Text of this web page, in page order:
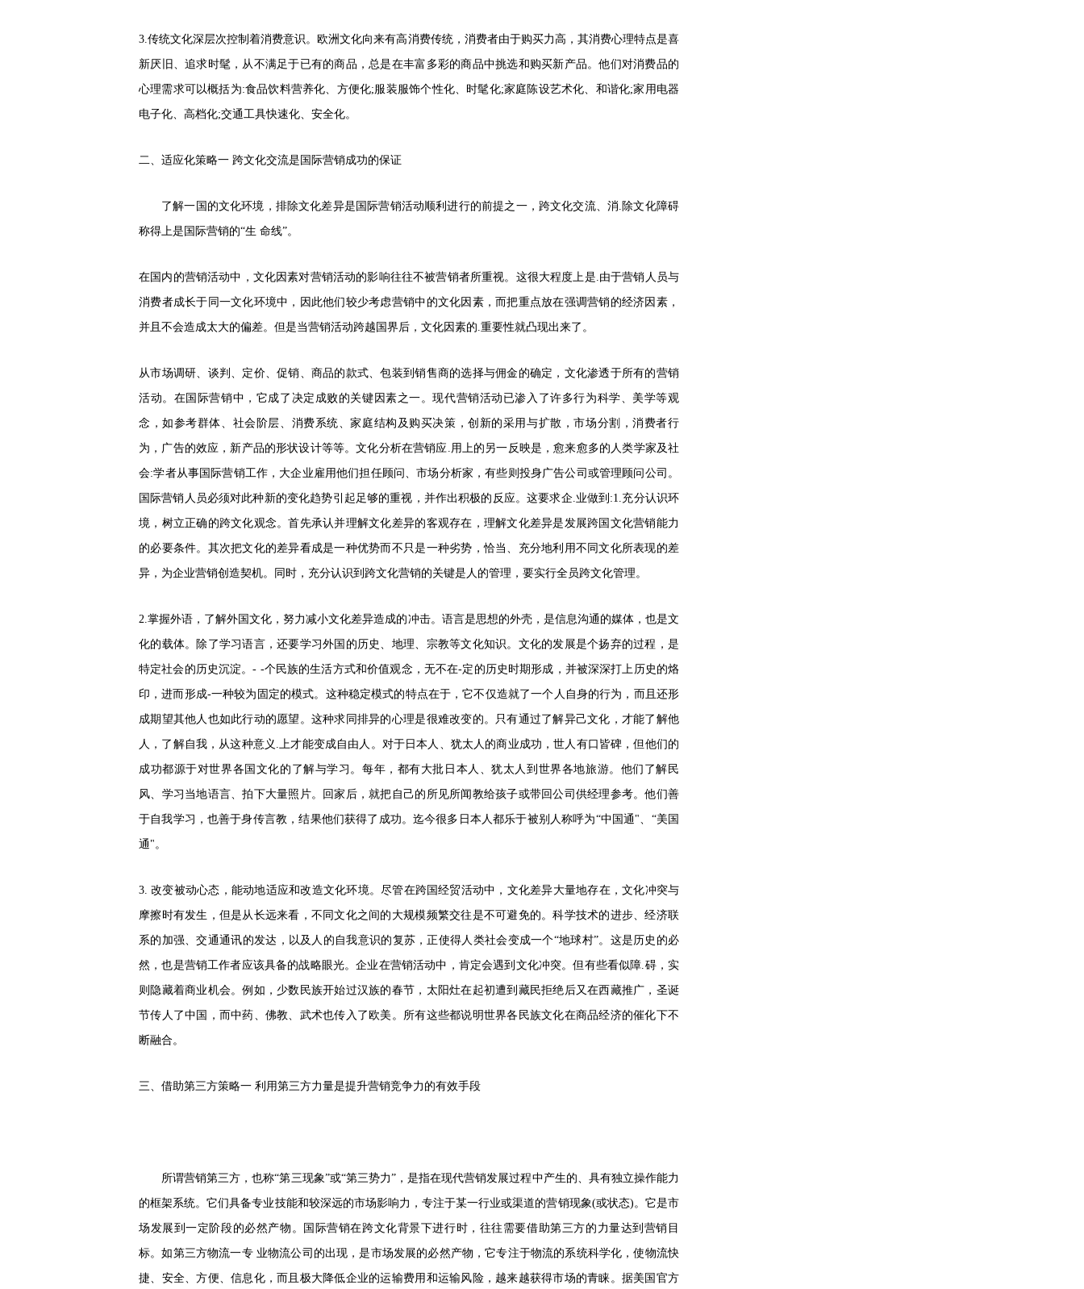
3.传统文化深层次控制着消费意识。欧洲文化向来有高消费传统，消费者由于购买力高，其消费心理特点是喜
新厌旧、追求时髦，从不满足于已有的商品，总是在丰富多彩的商品中挑选和购买新产品。他们对消费品的
心理需求可以概括为:食品饮料营养化、方便化;服装服饰个性化、时髦化;家庭陈设艺术化、和谐化;家用电器
电子化、高档化;交通工具快速化、安全化。
二、适应化策略一 跨文化交流是国际营销成功的保证
了解一国的文化环境，排除文化差异是国际营销活动顺利进行的前提之一，跨文化交流、消.除文化障碍
称得上是国际营销的“生 命线”。
在国内的营销活动中，文化因素对营销活动的影响往往不被营销者所重视。这很大程度上是.由于营销人员与
消费者成长于同一文化环境中，因此他们较少考虑营销中的文化因素，而把重点放在强调营销的经济因素，
并且不会造成太大的偏差。但是当营销活动跨越国界后，文化因素的.重要性就凸现出来了。
从市场调研、谈判、定价、促销、商品的款式、包装到销售商的选择与佣金的确定，文化渗透于所有的营销
活动。在国际营销中，它成了决定成败的关键因素之一。现代营销活动已渗入了许多行为科学、美学等观
念，如参考群体、社会阶层、消费系统、家庭结构及购买决策，创新的采用与扩散，市场分割，消费者行
为，广告的效应，新产品的形状设计等等。文化分析在营销应.用上的另一反映是，愈来愈多的人类学家及社
会:学者从事国际营销工作，大企业雇用他们担任顾问、市场分析家，有些则投身广告公司或管理顾问公司。
国际营销人员必须对此种新的变化趋势引起足够的重视，并作出积极的反应。这要求企.业做到:1.充分认识环
境，树立正确的跨文化观念。首先承认并理解文化差异的客观存在，理解文化差异是发展跨国文化营销能力
的必要条件。其次把文化的差异看成是一种优势而不只是一种劣势，恰当、充分地利用不同文化所表现的差
异，为企业营销创造契机。同时，充分认识到跨文化营销的关键是人的管理，要实行全员跨文化管理。
2.掌握外语，了解外国文化，努力减小文化差异造成的冲击。语言是思想的外壳，是信息沟通的媒体，也是文
化的载体。除了学习语言，还要学习外国的历史、地理、宗教等文化知识。文化的发展是个扬弃的过程，是
特定社会的历史沉淀。- -个民族的生活方式和价值观念，无不在-定的历史时期形成，并被深深打上历史的烙
印，进而形成-一种较为固定的模式。这种稳定模式的特点在于，它不仅造就了一个人自身的行为，而且还形
成期望其他人也如此行动的愿望。这种求同排异的心理是很难改变的。只有通过了解异己文化，才能了解他
人，了解自我，从这种意义.上才能变成自由人。对于日本人、犹太人的商业成功，世人有口皆碑，但他们的
成功都源于对世界各国文化的了解与学习。每年，都有大批日本人、犹太人到世界各地旅游。他们了解民
风、学习当地语言、拍下大量照片。回家后，就把自己的所见所闻教给孩子或带回公司供经理参考。他们善
于自我学习，也善于身传言教，结果他们获得了成功。迄今很多日本人都乐于被别人称呼为“中国通"、“美国
通"。
3.改变被动心态，能动地适应和改造文化环境。尽管在跨国经贸活动中，文化差异大量地存在，文化冲突与
摩擦时有发生，但是从长远来看，不同文化之间的大规模频繁交往是不可避免的。科学技术的进步、经济联
系的加强、交通通讯的发达，以及人的自我意识的复苏，正使得人类社会变成一个“地球村”。这是历史的必
然，也是营销工作者应该具备的战略眼光。企业在营销活动中，肯定会遇到文化冲突。但有些看似障.碍，实
则隐藏着商业机会。例如，少数民族开始过汉族的春节，太阳灶在起初遭到藏民拒绝后又在西藏推广，圣诞
节传人了中国，而中药、佛教、武术也传入了欧美。所有这些都说明世界各民族文化在商品经济的催化下不
断融合。
三、借助第三方策略一 利用第三方力量是提升营销竞争力的有效手段
所谓营销第三方，也称“第三现象”或“第三势力”，是指在现代营销发展过程中产生的、具有独立操作能力
的框架系统。它们具备专业技能和较深远的市场影响力，专注于某一行业或渠道的营销现象(或状态)。它是市
场发展到一定阶段的必然产物。国际营销在跨文化背景下进行时，往往需要借助第三方的力量达到营销目
标。如第三方物流一专 业物流公司的出现，是市场发展的必然产物，它专注于物流的系统科学化，使物流快
捷、安全、方便、信息化，而且极大降低企业的运输费用和运输风险，越来越获得市场的青睐。据美国官方